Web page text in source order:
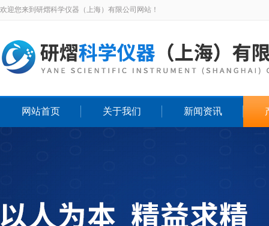
欢迎您来到研熠科学仪器（上海）有限公司网站！
网站首页 关于我们 新闻资讯